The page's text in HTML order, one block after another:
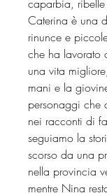
caparbia,
Caterina è una
rinunce e
che ha lavorato
una vita
mani e la
personaggi che
nei racconti di
seguiamo la
scorso da una
nella provincia
mentre Nina